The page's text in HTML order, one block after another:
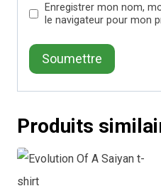
Enregistrer mon nom,
le navigateur pour mon
Produits